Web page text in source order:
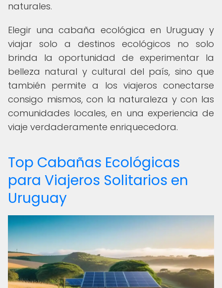
naturales.
Elegir una cabaña ecológica en Uruguay y
viajar solo a destinos ecológicos no solo
brinda la oportunidad de experimentar la
belleza natural y cultural del país, sino que
también permite a los viajeros conectarse
consigo mismos, con la naturaleza y con las
comunidades locales, en una experiencia de
viaje verdaderamente enriquecedora.
Top Cabañas Ecológicas
para Viajeros Solitarios en
Uruguay